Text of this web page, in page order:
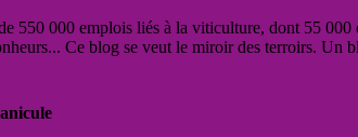
550 000 emplois liés à la viticulture, dont 55
Ce blog se veut le miroir des terroirs.